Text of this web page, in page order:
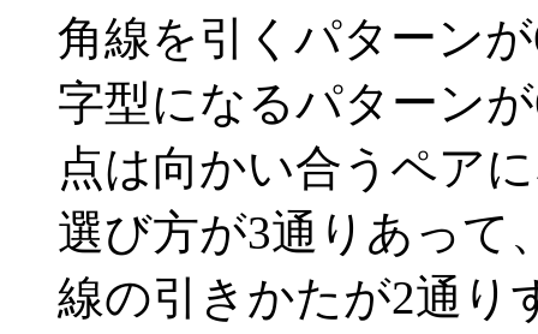
角線を引くパターン
字型になるパターン
点は向かい合うペア
選び方が3通りあって
線の引きかたが2通り